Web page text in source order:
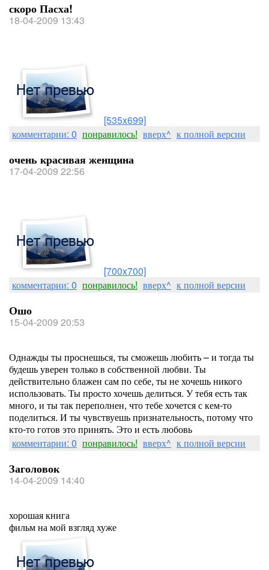
скоро Пасха!
18-04-2009 13:43
[535x699]
комментарии: 0 понравилось! вверх^ к полной версии
очень красивая женщина
17-04-2009 22:56
[700x700]
комментарии: 0 понравилось! вверх^ к полной версии
Ошо
15-04-2009 20:53
Однажды ты проснешься, ты сможешь любить – и тогда ты
будешь уверен только в собственной любви. Ты
действительно блажен сам по себе, ты не хочешь никого
использовать. Ты просто хочешь делиться. У тебя есть так
много, и ты так переполнен, что тебе хочется с кем-то
поделиться. И ты чувствуешь признательность, потому что
кто-то готов это принять. Это и есть любовь
комментарии: 0 понравилось! вверх^ к полной версии
Заголовок
14-04-2009 14:40
хорошая книга
фильм на мой взгляд хуже